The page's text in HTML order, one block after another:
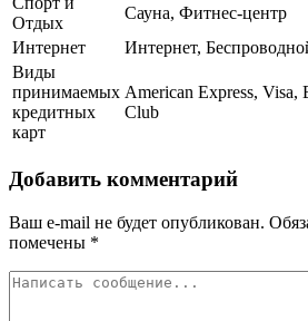
Отдых
Сауна, Фитнес-центр
Интернет
Интернет,
Виды
принимаемых
кредитных
карт
American Express, Visa,
Club
Добавить комментарий
Ваш e-mail не будет опубликован.
помечены *